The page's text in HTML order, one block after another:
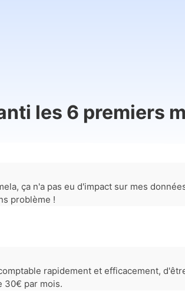
les 6 premiers
ça n'a pas eu d'impact sur mes
problème !
rapidement et efficacement,
30€ par mois.